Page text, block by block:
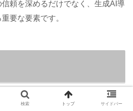
頼を深めるだけでなく、生成AI導
要な要素です。
る上で、現場の理解不足、スキル
検索 トップ サイドバー